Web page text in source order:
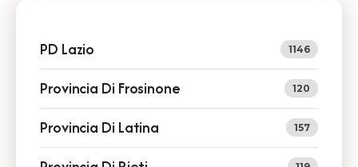
PD Lazio 1146
Provincia Di Frosinone 120
Provincia Di Latina 157